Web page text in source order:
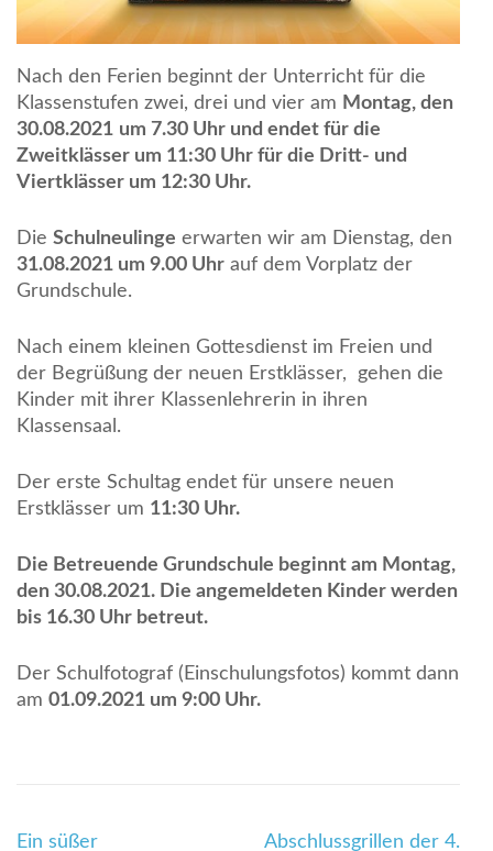
Nach den Ferien beginnt der Unterricht für die
Klassenstufen zwei, drei und vier am Montag, den
30.08.2021 um 7.30 Uhr und endet für die
Zweitklässer um 11:30 Uhr für die Dritt- und
Viertklässer um 12:30 Uhr.
Die Schulneulinge erwarten wir am Dienstag, den
31.08.2021 um 9.00 Uhr auf dem Vorplatz der
Grundschule.
Nach einem kleinen Gottesdienst im Freien und
der Begrüßung der neuen Erstklässer, gehen die
Kinder mit ihrer Klassenlehrerin in ihren
Klassensaal.
Der erste Schultag endet für unsere neuen
Erstklässer um 11:30 Uhr.
Die Betreuende Grundschule beginnt am Montag,
den 30.08.2021. Die angemeldeten Kinder werden
bis 16.30 Uhr betreut.
Der Schulfotograf (Einschulungsfotos) kommt dann
am 01.09.2021 um 9:00 Uhr.
Beitragsnavigation
Ein süßer
Abschlussgrillen der 4.